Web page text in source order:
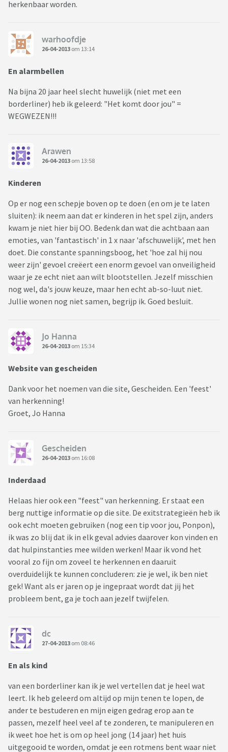
herkenbaar worden.
warhoofdje
26-04-2013 om 13:14
En alarmbellen
Na bijna 20 jaar heel slecht huwelijk (niet met een
borderliner) heb ik geleerd: "Het komt door jou" =
WEGWEZEN!!!
Arawen
26-04-2013 om 13:58
Kinderen
Op er nog een schepje boven op te doen (en om je te laten
sluiten): ik neem aan dat er kinderen in het spel zijn, anders
kwam je niet hier bij OO. Bedenk dan wat die achtbaan aan
emoties, van 'fantastisch' in 1 x naar 'afschuwelijk', met hen
doet. Die constante spanningsboog, het 'hoe zal hij nou
weer zijn' gevoel creëert een enorm gevoel van onveiligheid
waar je ze echt niet aan wilt blootstellen. Jezelf misschien
nog wel, da's jouw keuze, maar hen echt ab-so-luut niet.
Jullie wonen nog niet samen, begrijp ik. Goed besluit.
Jo Hanna
26-04-2013 om 15:34
Website van gescheiden
Dank voor het noemen van die site, Gescheiden. Een 'feest'
van herkenning!
Groet, Jo Hanna
Gescheiden
26-04-2013 om 16:08
Inderdaad
Helaas hier ook een "feest" van herkenning. Er staat een
berg nuttige informatie op die site. De exitstrategieën heb ik
ook echt moeten gebruiken (nog een tip voor jou, Ponpon),
ik was zo blij dat ik in elk geval advies daarover kon vinden en
dat hulpinstanties mee wilden werken! Maar ik vond het
vooral zo fijn om zoveel te herkennen en daaruit
overduidelijk te kunnen concluderen: zie je wel, ik ben niet
gek! Want als er jaren op je ingepraat wordt dat jij het
probleem bent, ga je toch aan jezelf twijfelen.
dc
27-04-2013 om 08:46
En als kind
van een borderliner kan ik je wel vertellen dat je heel wat
leert. Ik heb geleerd om altijd op mijn tenen te lopen, de
ander te bestuderen en mijn eigen gedrag erop aan te
passen, mezelf heel veel af te zonderen, te manipuleren en
ik weet hoe het is om op heel jong (14 jaar) het huis
uitgegooid te worden, omdat je een rotmens bent waar niet